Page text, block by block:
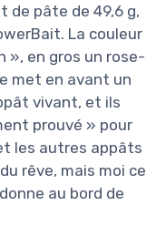
de pâte de 49,6 g,
La couleur
», en gros un rose-
met en avant un
vivant, et ils
prouvé » pour
les autres appâts
rêve, mais moi ce
au bord de